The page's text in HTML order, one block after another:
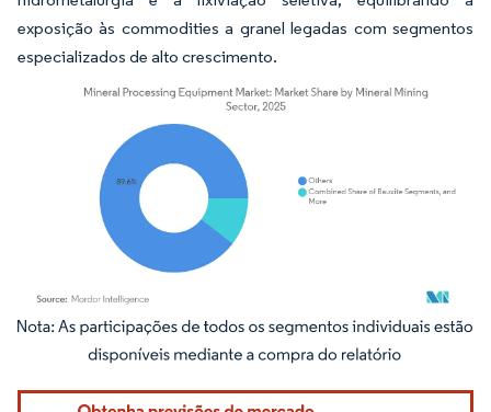
exposição às commodities a granel legadas com segmentos
especializados de alto crescimento.
Imagem © Mordor Intelligence. O reuso requer atribuição conforme CC BY 4.0.